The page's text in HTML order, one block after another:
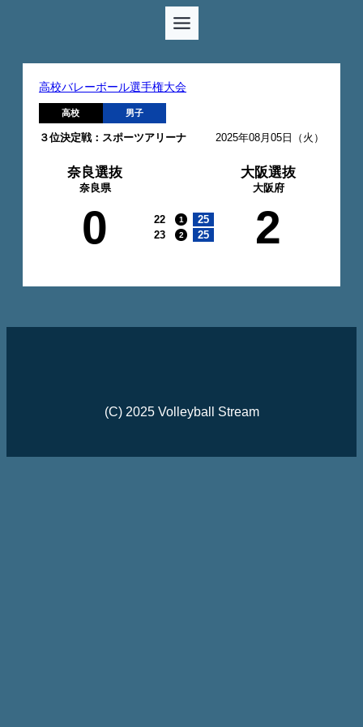
高校バレーボール選手権大会
高校 男子
３位決定戦：スポーツアリーナ 2025年08月05日（火）
奈良選抜
奈良県
大阪選抜
大阪府
0 22 1
25
23
2 25 2
(C) 2025 Volleyball Stream